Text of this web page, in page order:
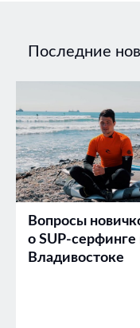
Последние
Вопросы
о SUP-серфинге
Владивостоке